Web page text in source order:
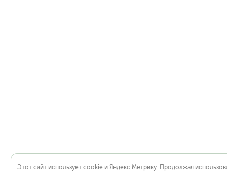
Этот сайт использует cookie и Яндекс.Метрику. Продолжая